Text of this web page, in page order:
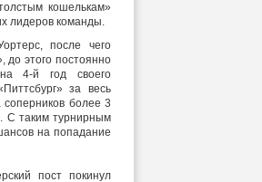
кошелькам»
лидеров команды.
после чего
до этого постоянно
4-й год своего
за весь
более 3
С таким турнирным
на попадание
пост покинул